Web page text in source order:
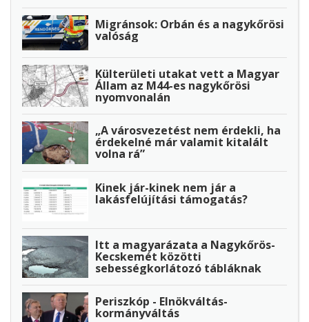
Migránsok: Orbán és a nagykőrösi
valóság
Külterületi utakat vett a Magyar
Állam az M44-es nagykőrösi
nyomvonalán
„A városvezetést nem érdekli, ha
érdekelné már valamit kitalált
volna rá”
Kinek jár-kinek nem jár a
lakásfelújítási támogatás?
Itt a magyarázata a Nagykőrös-
Kecskemét közötti
sebességkorlátozó tábláknak
Periszkóp - Elnökváltás-
kormányváltás